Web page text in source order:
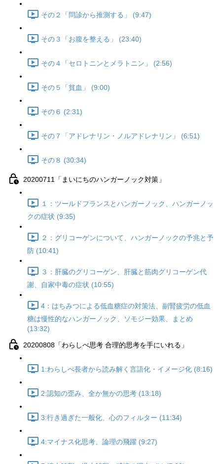
その２「問診から推測する」 (9:47)
その３「お腹を整える」 (23:40)
その４「セロトニンとメラトニン」 (2:56)
その５「貧血」 (9:00)
その６ (2:31)
その７「アドレナリン・ノルアドレナリン」 (6:51)
その８ (30:34)
20200711「まいにちのハンガーノック対策」
１：ツールドフランスとハンガーノック、ハンガーノッ
クの症状 (9:35)
２：グリコーゲンについて、ハンガーノックの予兆と予
防 (10:41)
３：肝臓のグリコーゲン、肝臓と筋肉グリコーゲン代
謝、自家中毒の症状 (10:55)
4：はちみつによる低血糖症の対策法、副腎疲労の低血
糖は慢性的なハンガーノック、ソモジー効果、まとめ
(13:32)
20200808「わらしべ思考 合理的思考を手にいれる」
1:わらしべ長者から読み解く言語化・イメージ化 (8:16)
2:認知の歪み、全か無かの思考 (13:18)
3:行き過ぎた一般化、心のフィルター (11:34)
4:マイナス化思考、論理の飛躍 (9:27)